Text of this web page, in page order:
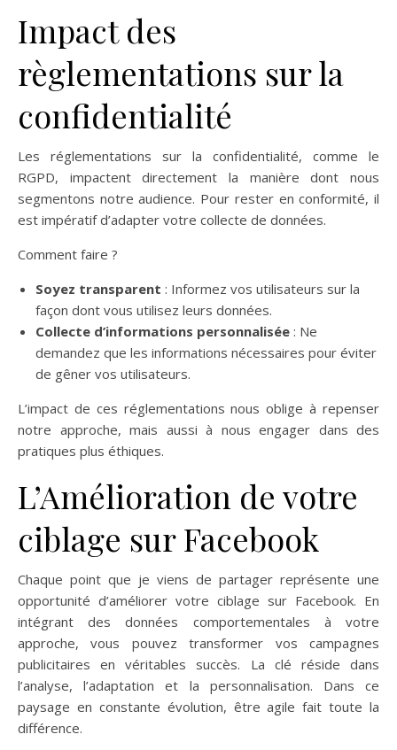
Impact des
règlementations sur la
confidentialité
Les réglementations sur la confidentialité, comme le
RGPD, impactent directement la manière dont nous
segmentons notre audience. Pour rester en conformité, il
est impératif d’adapter votre collecte de données.
Comment faire ?
Soyez transparent : Informez vos utilisateurs sur la
façon dont vous utilisez leurs données.
Collecte d’informations personnalisée : Ne
demandez que les informations nécessaires pour éviter
de gêner vos utilisateurs.
L’impact de ces réglementations nous oblige à repenser
notre approche, mais aussi à nous engager dans des
pratiques plus éthiques.
L’Amélioration de votre
ciblage sur Facebook
Chaque point que je viens de partager représente une
opportunité d’améliorer votre ciblage sur Facebook. En
intégrant des données comportementales à votre
approche, vous pouvez transformer vos campagnes
publicitaires en véritables succès. La clé réside dans
l’analyse, l’adaptation et la personnalisation. Dans ce
paysage en constante évolution, être agile fait toute la
différence.